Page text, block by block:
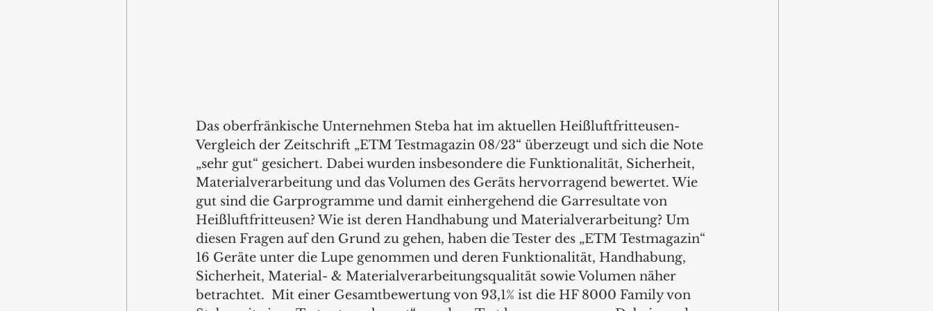
Das oberfränkische Unternehmen Steba hat im aktuellen Heißluftfritteusen-
Vergleich der Zeitschrift „ETM Testmagazin 08/23“ überzeugt und sich die Note
„sehr gut“ gesichert. Dabei wurden insbesondere die Funktionalität, Sicherheit,
Materialverarbeitung und das Volumen des Geräts hervorragend bewertet. Wie
gut sind die Garprogramme und damit einhergehend die Garresultate von
Heißluftfritteusen? Wie ist deren Handhabung und Materialverarbeitung? Um
diesen Fragen auf den Grund zu gehen, haben die Tester des „ETM Testmagazin“
16 Geräte unter die Lupe genommen und deren Funktionalität, Handhabung,
Sicherheit, Material- & Materialverarbeitungsqualität sowie Volumen näher
betrachtet.  Mit einer Gesamtbewertung von 93,1% ist die HF 8000 Family von